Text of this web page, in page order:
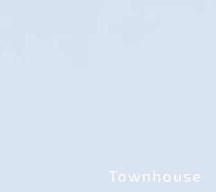
Townhouse